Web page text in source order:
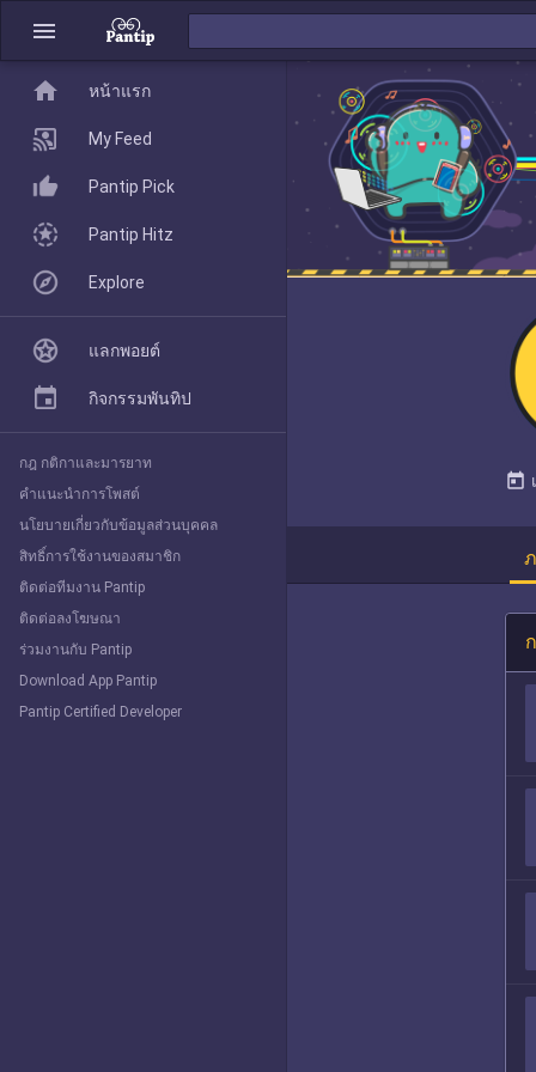
menu
today
home
Pantip Pick
Explore
home หน้าแรก
My Feed
Pantip Pick
Pantip Hitz
Explore
แลกพอยต์
กิจกรรมพันทิป
กฎ กติกาและมารยาท
คำแนะนำการโพสต์
นโยบายเกี่ยวกับข้อมูลส่วนบุคคล
สิทธิ์การใช้งานของสมาชิก
ติดต่อทีมงาน Pantip
ติดต่อลงโฆษณา
ร่วมงานกับ Pantip
Download App Pantip
Pantip Certified Developer